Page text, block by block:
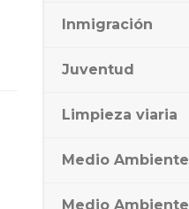
Inmigración
Juventud
Limpieza viaria
Medio Ambiente
Medio Ambiente